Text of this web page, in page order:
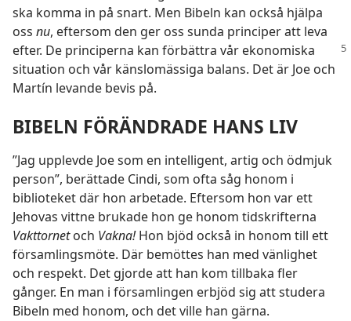
ska komma in på snart. Men Bibeln kan också hjälpa
oss nu, eftersom den ger oss sunda principer att leva
efter. De principerna kan förbättra vår ekonomiska
situation och vår känslomässiga balans. Det är Joe och
Martín levande bevis på.
BIBELN FÖRÄNDRADE HANS LIV
”Jag upplevde Joe som en intelligent, artig och ödmjuk
person”, berättade Cindi, som ofta såg honom i
biblioteket där hon arbetade. Eftersom hon var ett
Jehovas vittne brukade hon ge honom tidskrifterna
Vakttornetoch Vakna!Hon bjöd också in honom till ett
församlingsmöte. Där bemöttes han med vänlighet
och respekt. Det gjorde att han kom tillbaka fler
gånger. En man i församlingen erbjöd sig att studera
Bibeln med honom, och det ville han gärna.